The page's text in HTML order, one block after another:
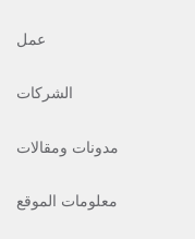
عمل
الشركات
مدونات ومقالات
معلومات الموقع